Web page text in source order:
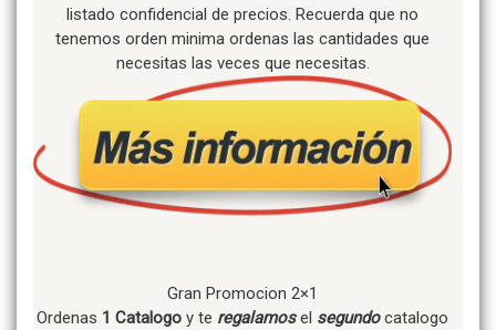
listado confidencial de precios. Recuerda que no
tenemos orden minima ordenas las cantidades que
necesitas las veces que necesitas.
Gran Promocion 2×1
Ordenas 1 Catalogo y te regalamosel segundocatalogo